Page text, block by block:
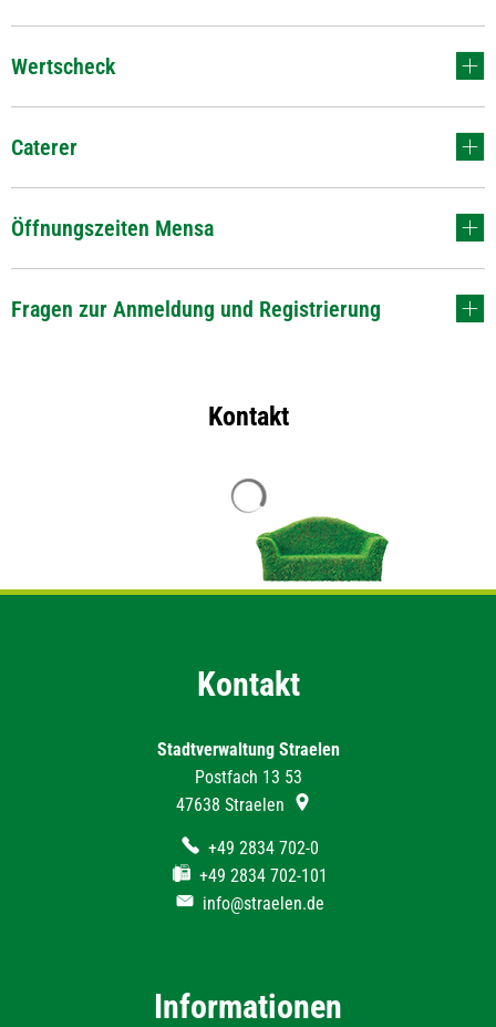
Wertscheck
Caterer
Öffnungszeiten Mensa
Fragen zur Anmeldung und Registrierung
Kontakt
Kontakt
Stadtverwaltung Straelen
Postfach 13 53
47638 Straelen
+49 2834 702-0
+49 2834 702-101
info@straelen.de
Informationen